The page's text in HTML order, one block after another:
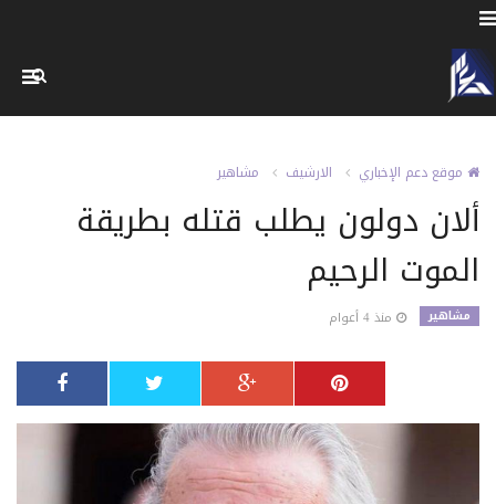
موقع دعم الإخباري الارشيف مشاهير
ألان دولون يطلب قتله بطريقة
الموت الرحيم
مشاهير منذ 4 أعوام